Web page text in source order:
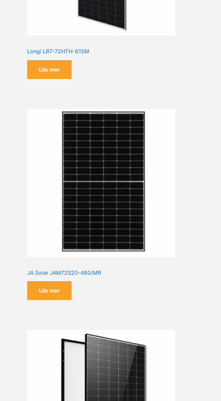
Longi LR7-72HTH-615M
Läs mer
JA Solar JAM72S20-460/MR
Läs mer